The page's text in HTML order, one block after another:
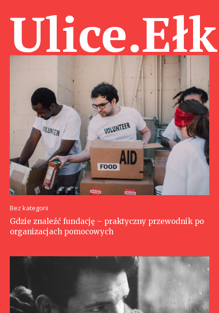
Ulice.Ełk
Bez kategorii
Gdzie znaleźć fundację – praktyczny przewodnik po
organizacjach pomocowych